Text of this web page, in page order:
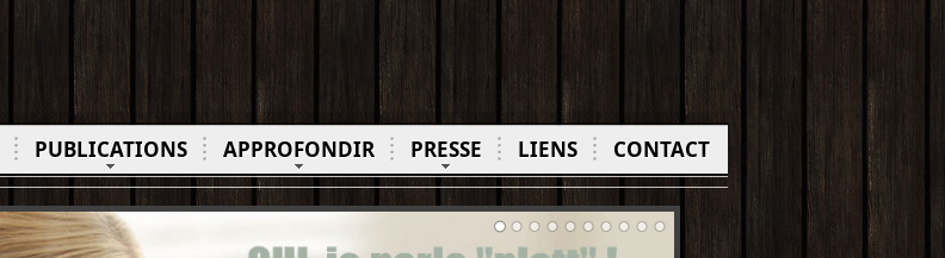
PUBLICATIONS APPROFONDIR PRESSE LIENS CONTACT